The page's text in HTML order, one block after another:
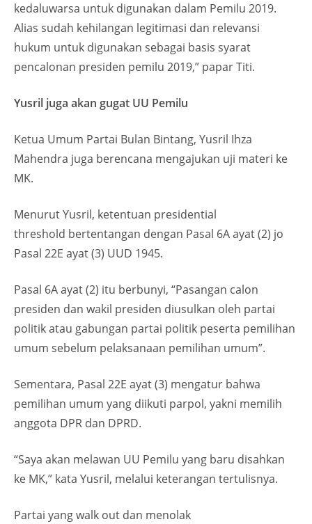
kedaluwarsa untuk digunakan dalam Pemilu 2019.
Alias sudah kehilangan legitimasi dan relevansi
hukum untuk digunakan sebagai basis syarat
pencalonan presiden pemilu 2019,” papar Titi.
Yusril juga akan gugat UU Pemilu
Ketua Umum Partai Bulan Bintang, Yusril Ihza
Mahendra juga berencana mengajukan uji materi ke
MK.
Menurut Yusril, ketentuan presidential
threshold bertentangan dengan Pasal 6A ayat (2) jo
Pasal 22E ayat (3) UUD 1945.
Pasal 6A ayat (2) itu berbunyi, “Pasangan calon
presiden dan wakil presiden diusulkan oleh partai
politik atau gabungan partai politik peserta pemilihan
umum sebelum pelaksanaan pemilihan umum”.
Sementara, Pasal 22E ayat (3) mengatur bahwa
pemilihan umum yang diikuti parpol, yakni memilih
anggota DPR dan DPRD.
“Saya akan melawan UU Pemilu yang baru disahkan
ke MK,” kata Yusril, melalui keterangan tertulisnya.
Partai yang walk out dan menolak